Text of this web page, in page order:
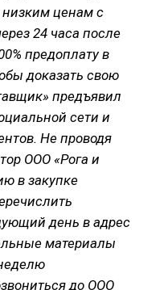
ценам с
24 часа после
предоплату в
доказать свою
предъявил
сети и
Не проводя
ООО «Рога и
в закупке
день в адрес
материалы
до ООО